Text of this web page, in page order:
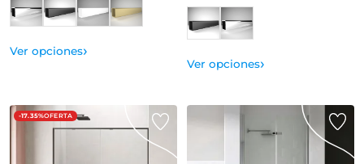
Ver opciones›
Ver opciones›
-17.35%OFERTA